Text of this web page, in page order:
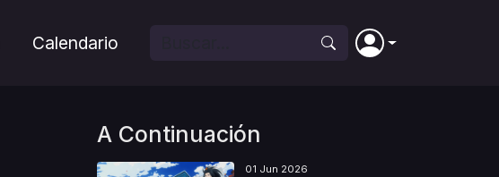
Calendario
A Continuación
01 Jun 2026